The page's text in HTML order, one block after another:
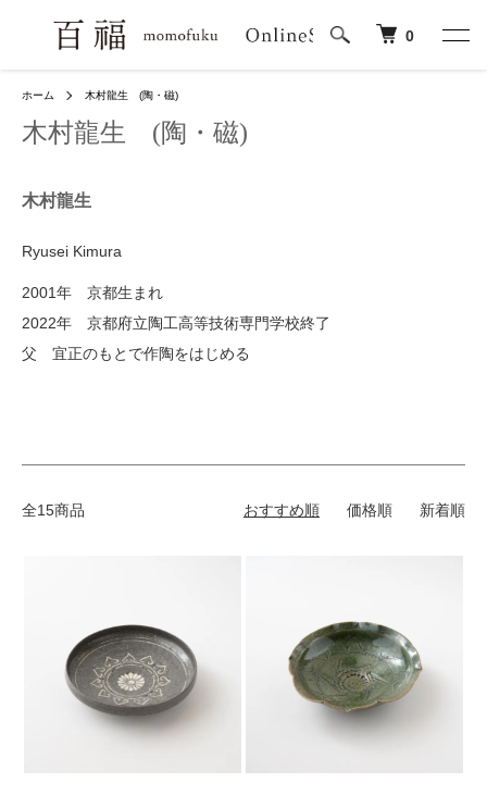
0
ホーム 木村龍生 (陶・磁)
木村龍生 (陶・磁)
木村龍生
Ryusei Kimura
2001年 京都生まれ
2022年 京都府立陶工高等技術専門学校終了
父 宜正のもとで作陶をはじめる
全15商品 おすすめ順 価格順 新着順